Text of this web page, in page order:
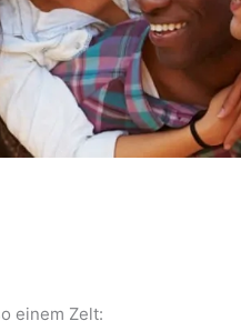
einem Zelt: